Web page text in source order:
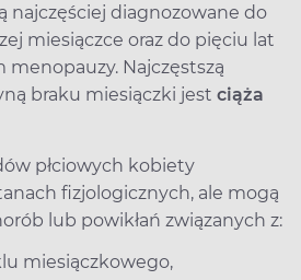
najczęściej diagnozowane do
miesiączce oraz do pięciu lat
Najczęstszą
braku miesiączki jest ciąża
płciowych kobiety
fizjologicznych, ale mogą
lub powikłań związanych z:
miesiączkowego,